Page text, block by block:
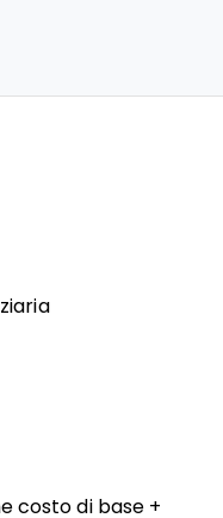
costo di base +